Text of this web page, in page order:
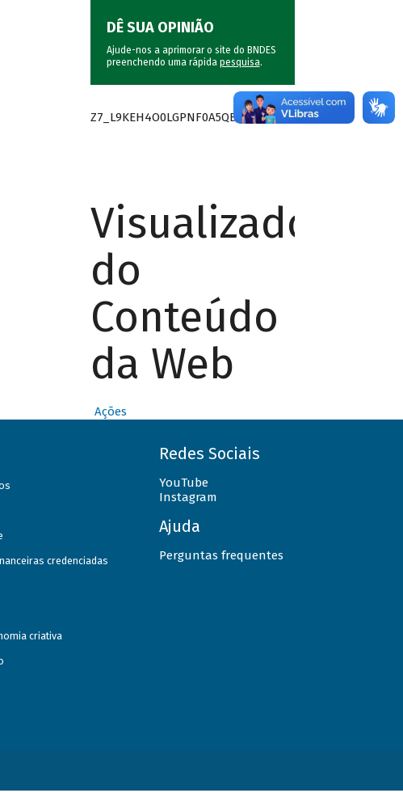
DÊ SUA OPINIÃO
Ajude-nos a aprimorar o site do BNDES
preenchendo uma rápida pesquisa.
Z7_L9KEH4O0LGPNF0A5QB0GE41495
Visualizador
do
Conteúdo
da Web
Ações
credenciadas
criativa
Redes Sociais
YouTube
Instagram
Ajuda
Perguntas frequentes